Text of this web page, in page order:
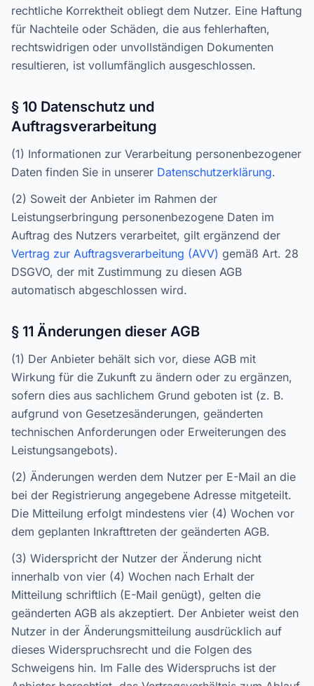
rechtliche Korrektheit obliegt dem Nutzer. Eine Haftung
für Nachteile oder Schäden, die aus fehlerhaften,
rechtswidrigen oder unvollständigen Dokumenten
resultieren, ist vollumfänglich ausgeschlossen.
§ 10 Datenschutz und
Auftragsverarbeitung
(1) Informationen zur Verarbeitung personenbezogener
Daten finden Sie in unserer Datenschutzerklärung.
(2) Soweit der Anbieter im Rahmen der
Leistungserbringung personenbezogene Daten im
Auftrag des Nutzers verarbeitet, gilt ergänzend der
Vertrag zur Auftragsverarbeitung (AVV) gemäß Art. 28
DSGVO, der mit Zustimmung zu diesen AGB
automatisch abgeschlossen wird.
§ 11 Änderungen dieser AGB
(1) Der Anbieter behält sich vor, diese AGB mit
Wirkung für die Zukunft zu ändern oder zu ergänzen,
sofern dies aus sachlichem Grund geboten ist (z. B.
aufgrund von Gesetzesänderungen, geänderten
technischen Anforderungen oder Erweiterungen des
Leistungsangebots).
(2) Änderungen werden dem Nutzer per E-Mail an die
bei der Registrierung angegebene Adresse mitgeteilt.
Die Mitteilung erfolgt mindestens vier (4) Wochen vor
dem geplanten Inkrafttreten der geänderten AGB.
(3) Widerspricht der Nutzer der Änderung nicht
innerhalb von vier (4) Wochen nach Erhalt der
Mitteilung schriftlich (E-Mail genügt), gelten die
geänderten AGB als akzeptiert. Der Anbieter weist den
Nutzer in der Änderungsmitteilung ausdrücklich auf
dieses Widerspruchsrecht und die Folgen des
Schweigens hin. Im Falle des Widerspruchs ist der